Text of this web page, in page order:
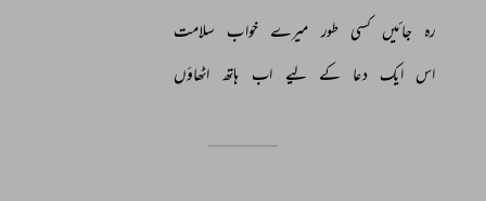
رہ جائیں کسی طور میرے خواب سلامت
اس ایک دعا کے لیے اب ہاتھ اٹھاؤں